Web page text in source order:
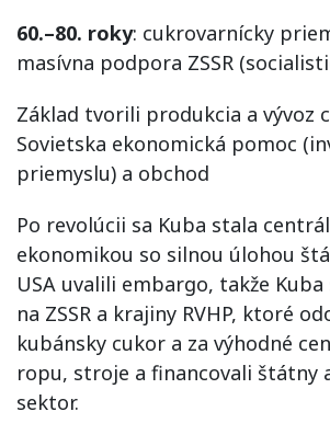
60.–80. roky: cukrovarnícky
masívna podpora ZSSR
Základ tvorili produkcia a vývoz
Sovietska ekonomická pomoc
priemyslu) a obchod
Po revolúcii sa Kuba stala
ekonomikou so silnou úlohou
USA uvalili embargo, takže
na ZSSR a krajiny RVHP, ktoré
kubánsky cukor a za výhodné
ropu, stroje a financovali štátny
sektor.